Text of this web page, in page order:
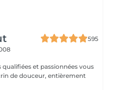
595
qualifiées et passionnées vous
de douceur, entièrement